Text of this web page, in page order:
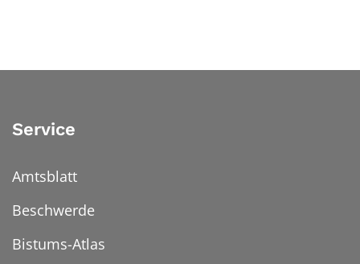
Service
Amtsblatt
Beschwerde
Bistums-Atlas